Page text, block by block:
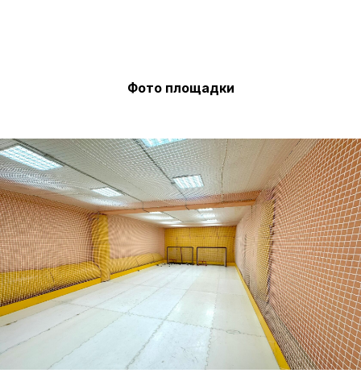
Фото площадки